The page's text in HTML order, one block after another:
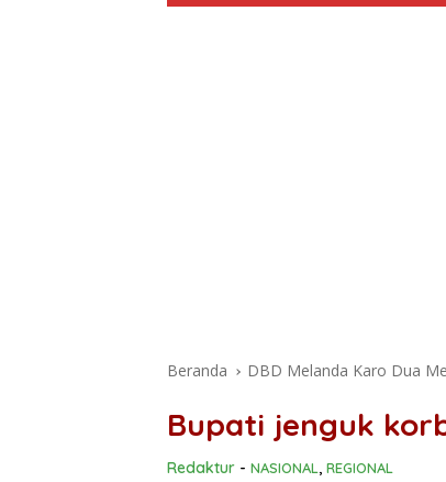
Beranda DBD Melanda Karo Dua
Bupati jenguk
Redaktur - NASIONAL, REGIONAL